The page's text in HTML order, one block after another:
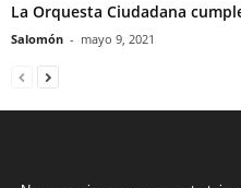
La Orquesta Ciudadana
Salomón - mayo 9, 2021